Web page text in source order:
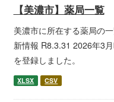
【美濃市】薬局一覧
美濃市に所在する薬局の
新情報 R8.3.31 2026年3
を登録しました。
XLSX CSV